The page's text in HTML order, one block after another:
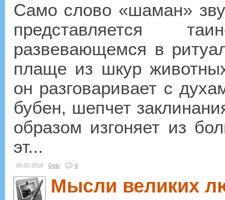
Само слово «шаман»
представляется
развевающемся в
плаще из шкур
он разговаривает с
бубен, шепчет
образом изгоняет из
эт...
05.02.2018 Gelo 0
Мысли великих